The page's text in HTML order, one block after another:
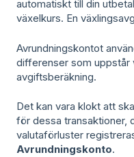
automatiskt till din
växelkurs. En
Avrundningskontot
differenser som uppstår
avgiftsberäkning.
Det kan vara klokt att
för dessa transaktioner,
valutaförluster
Avrundningskonto.